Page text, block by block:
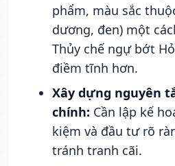
phẩm, màu sắc
dương, đen) một
Thủy chế ngự bớt
điềm tĩnh hơn.
Xây dựng nguyên
chính: Cần lập kế
kiệm và đầu tư rõ
tránh tranh cãi.